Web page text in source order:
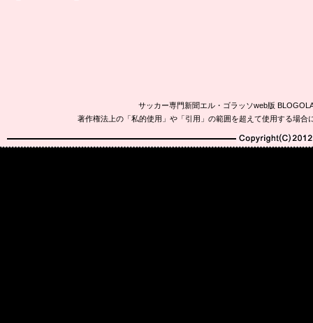
サッカー専門新聞エル・ゴラッソweb版
著作権法上の「私的使用」や「引用」の範囲を超えて使用する場
Copyright(C)2010-